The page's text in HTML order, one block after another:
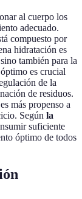
al cuerpo los
adecuado.
compuesto por
hidratación es
también para la
es crucial
de la
de residuos.
más propenso a
Según la
suficiente
óptimo de todos